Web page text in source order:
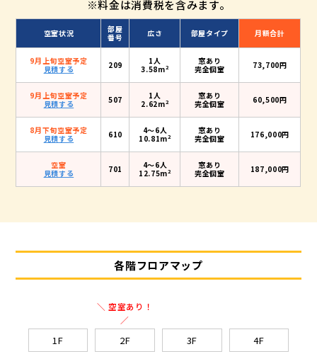
※料金は消費税を含みます。
空室状況
部屋
番号
広さ 部屋タイプ 月額合計
9月上旬空室予定
見積する
209
1人
3.58m2
窓あり
完全個室
73,700円
9月上旬空室予定
見積する
507
1人
2.62m2
窓あり
完全個室
60,500円
8月下旬空室予定
見積する
610
4〜6人
10.81m2
窓あり
完全個室
176,000円
空室
見積する
701
4〜6人
12.75m2
窓あり
完全個室
187,000円
各階フロアマップ
1F
＼ 空室あり！
／
2F 3F 4F